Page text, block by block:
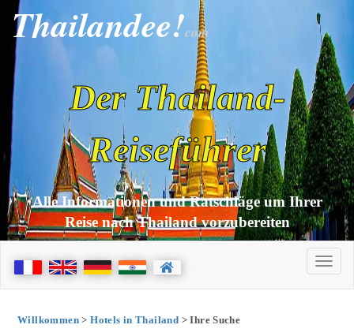
Thailandee!com
Der Thailand-
Reiseführer
Alle Informationen und Ratschläge um Ihrer
Reise nach Thailand vorzubereiten
Willkommen>Hotels in Thailand > Ihre Suche